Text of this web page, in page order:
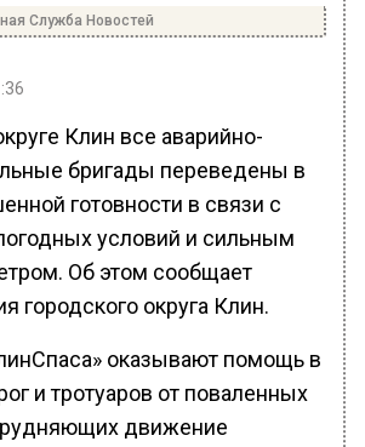
Служба Новостей
Клин все аварийно-
бригады переведены в
готовности в связи с
условий и сильным
Об этом сообщает
городского округа Клин.
оказывают помощь в
и тротуаров от поваленных
движение